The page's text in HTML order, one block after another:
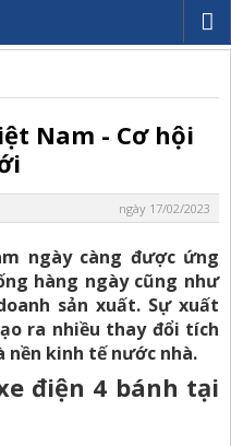
Nam - Cơ hội
ngày 17/02/2023
ngày càng được ứng
hàng ngày cũng như
sản xuất. Sự xuất
ra nhiều thay đổi tích
nền kinh tế nước nhà.
điện 4 bánh tại